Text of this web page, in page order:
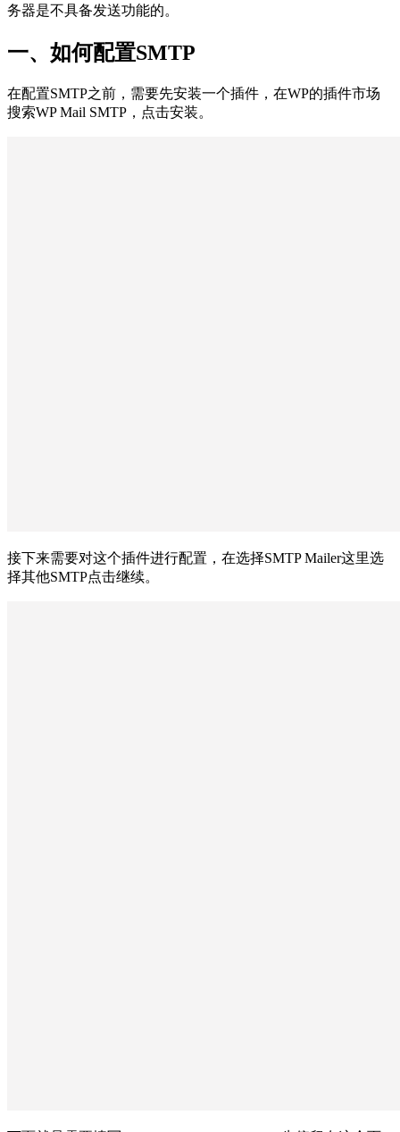
务器是不具备发送功能的。
一、如何配置SMTP
在配置SMTP之前，需要先安装一个插件，在WP的插件市场
搜索WP Mail SMTP，点击安装。
接下来需要对这个插件进行配置，在选择SMTP Mailer这里选
择其他SMTP点击继续。